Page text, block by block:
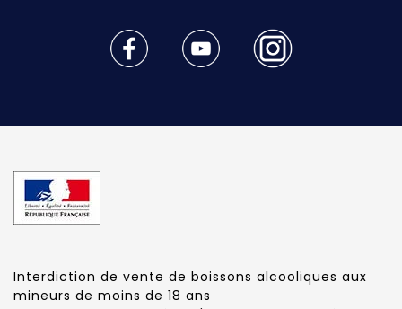
Interdiction de vente de boissons alcooliques aux
mineurs de moins de 18 ans